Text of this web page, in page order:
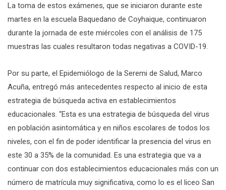
La toma de estos exámenes, que se iniciaron durante este
martes en la escuela Baquedano de Coyhaique, continuaron
durante la jornada de este miércoles con el análisis de 175
muestras las cuales resultaron todas negativas a COVID-19.
Por su parte, el Epidemiólogo de la Seremi de Salud, Marco
Acuña, entregó más antecedentes respecto al inicio de esta
estrategia de búsqueda activa en establecimientos
educacionales. “Esta es una estrategia de búsqueda del virus
en población asintomática y en niños escolares de todos los
niveles, con el fin de poder identificar la presencia del virus en
este 30 a 35% de la comunidad. Es una estrategia que va a
continuar con dos establecimientos educacionales más con un
número de matrícula muy significativa, como lo es el liceo San